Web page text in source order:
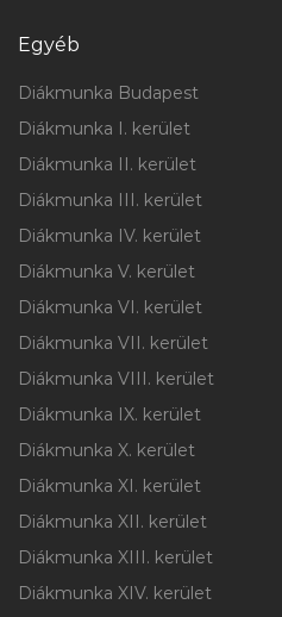
Egyéb
Diákmunka Budapest
Diákmunka I. kerület
Diákmunka II. kerület
Diákmunka III. kerület
Diákmunka IV. kerület
Diákmunka V. kerület
Diákmunka VI. kerület
Diákmunka VII. kerület
Diákmunka VIII. kerület
Diákmunka IX. kerület
Diákmunka X. kerület
Diákmunka XI. kerület
Diákmunka XII. kerület
Diákmunka XIII. kerület
Diákmunka XIV. kerület